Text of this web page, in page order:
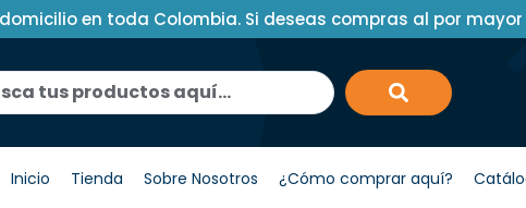
en toda Colombia. Si deseas compras al por
Inicio Tienda Sobre Nosotros ¿Cómo comprar aquí?